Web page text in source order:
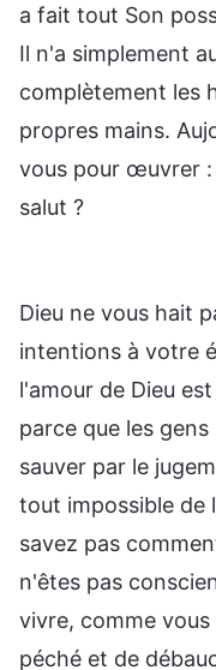
a fait tout Son
Il n'a simplement
complètement les
propres mains.
vous pour œuvrer
salut ?
Dieu ne vous hait
intentions à votre
l'amour de Dieu
parce que les
sauver par le
tout impossible de
savez pas
n'êtes pas
vivre, comme
péché et de